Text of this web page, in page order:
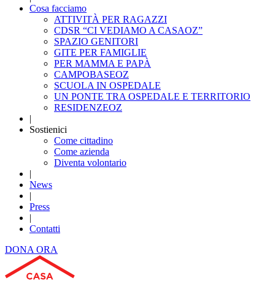
Cosa facciamo
ATTIVITÀ PER RAGAZZI
CDSR “CI VEDIAMO A CASAOZ”
SPAZIO GENITORI
GITE PER FAMIGLIE
PER MAMMA E PAPÀ
CAMPOBASEOZ
SCUOLA IN OSPEDALE
UN PONTE TRA OSPEDALE E TERRITORIO
RESIDENZEOZ
|
Sostienici
Come cittadino
Come azienda
Diventa volontario
|
News
|
Press
|
Contatti
DONA ORA